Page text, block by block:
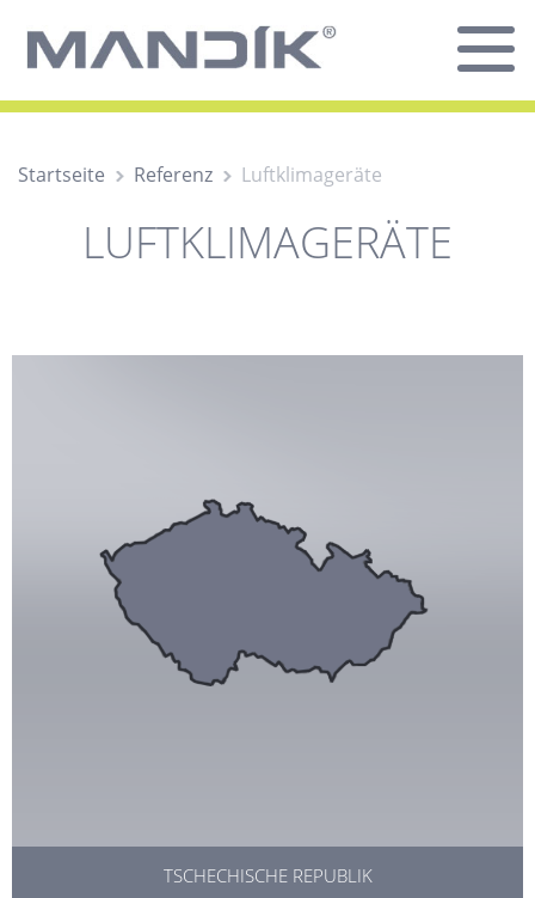
Startseite Referenz Luftklimageräte
LUFTKLIMAGERÄTE
TSCHECHISCHE REPUBLIK